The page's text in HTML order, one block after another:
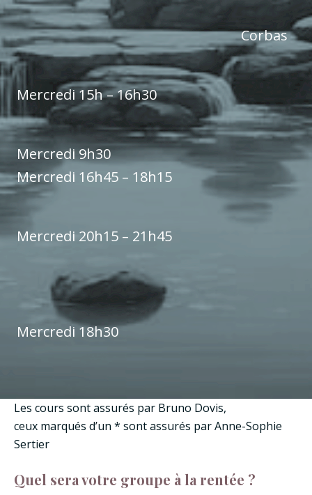
Corbas
Mercredi 15h – 16h30
Mercredi 9h30
Mercredi 16h45 – 18h15
Mercredi 20h15 – 21h45
Mercredi 18h30
Les cours sont assurés par Bruno Dovis,
ceux marqués d’un * sont assurés par Anne-Sophie
Sertier
Quel sera votre groupe à la rentée ?